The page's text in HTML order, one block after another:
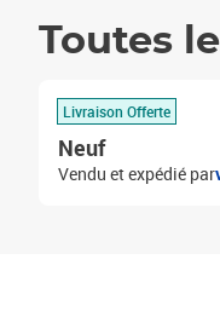
Toutes
Livraison Offerte
Neuf
Vendu et expédié par